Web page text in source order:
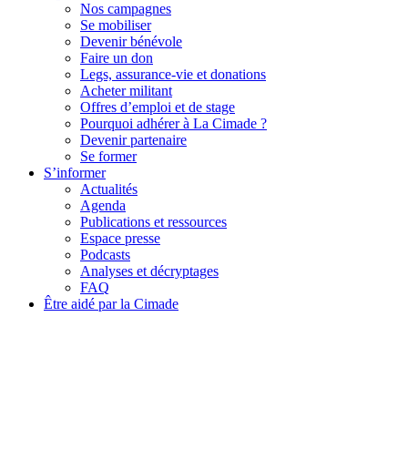
Nos campagnes
Se mobiliser
Devenir bénévole
Faire un don
Legs, assurance-vie et donations
Acheter militant
Offres d’emploi et de stage
Pourquoi adhérer à La Cimade ?
Devenir partenaire
Se former
S’informer
Actualités
Agenda
Publications et ressources
Espace presse
Podcasts
Analyses et décryptages
FAQ
Être aidé par la Cimade